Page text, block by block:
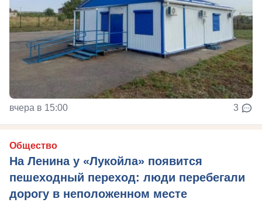
вчера в 15:00 3
Общество
На Ленина у «Лукойла» появится
пешеходный переход: люди перебегали
дорогу в неположенном месте